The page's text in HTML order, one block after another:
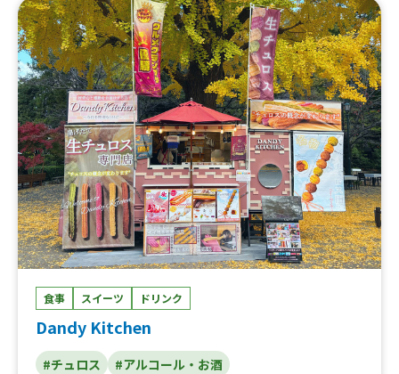
バインミー、日替り弁当、よだれ鶏、彩り弁当、ホット梅
酒、熱々おでん、白玉ぜんざい、ホットコーヒー、盛り盛
りポテトフライ、炙り鴨ロース、特製ネギ塩からあげ、カ
ラフルソーダ、アイスコーヒー、赤紫蘇ドリンク、ロング
ポテト、ベトナム チェー、きな粉たっぷり串団子、冷や
しきゅうり、五平餅、スノーボール（かき氷）、台湾まぜ
うどん、ボリューム満点 ふわトロ卵のオムそば、名古屋
味噌カツ丼、ワンタンスープ、レオのしおっ手羽、雪みか
んカルピス、和風チキンカツ丼、よだれ鶏丼、ギリシャヨ
ーグルトアイス（龍眼ハニーがけ）、揚げたこ焼き、ホッ
トラテ、日替りランチ、葱唐揚げ、グリーンカレー、チキ
ンオーバーライス、飛騨牛コロッケ、くずキリ（きなこと
黒みつがけ）、チキンサテ（3本）、手羽先の旨辛煮、ど
っ缶みかん、クラムチャウダー、チキンピカタ丼、からポ
テ、ロングチュロス、ぽて丸君、飛騨牛すじカレー、ロコ
モコ丼、かき氷うどん、たじみそ焼きそば、参鶏湯（薬膳
粥）、和栗の生絞り極細モンブラン、名古屋名物 たませ
ん、おにぎらず、フルーツティー、生レモンソーダ、ピン
クカレー、もろこし揚げ、塩からあげ
食事 スイーツ ドリンク
Dandy Kitchen
#チュロス #アルコール・お酒